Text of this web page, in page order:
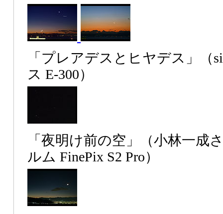
「プレアデスとヒヤデス」（
ス E-300）
「夜明け前の空」（小林一成
ルム FinePix S2 Pro）